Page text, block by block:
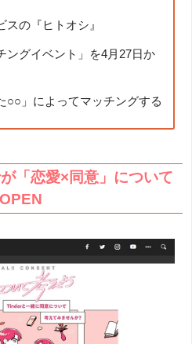
の『ヒトオシ』
ングイベント」を4月27日か
○○」によってマッチングする
「恋愛×同意」について